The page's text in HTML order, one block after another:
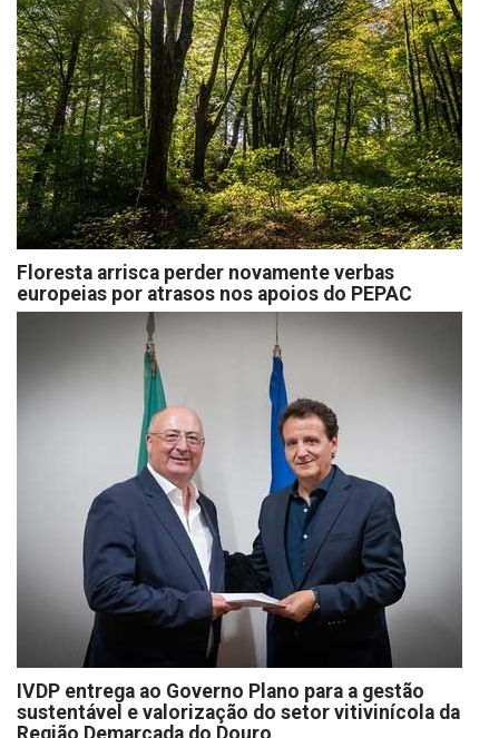
Floresta arrisca perder novamente verbas
europeias por atrasos nos apoios do PEPAC
IVDP entrega ao Governo Plano para a gestão
sustentável e valorização do setor vitivinícola da